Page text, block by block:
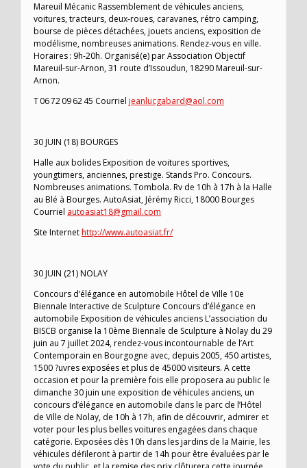
Mareuil Mécanic Rassemblement de véhicules anciens,
voitures, tracteurs, deux-roues, caravanes, rétro camping,
bourse de pièces détachées, jouets anciens, exposition de
modélisme, nombreuses animations. Rendez-vous en ville.
Horaires : 9h-20h. Organisé(e) par Association Objectif
Mareuil-sur-Arnon, 31 route d’Issoudun, 18290 Mareuil-sur-
Arnon.
T 06 72 09 62 45 Courriel jeanlucgabard@aol.com
30 JUIN (18) BOURGES
Halle aux bolides Exposition de voitures sportives,
youngtimers, anciennes, prestige. Stands Pro. Concours.
Nombreuses animations. Tombola. Rv de 10h à 17h à la Halle
au Blé à Bourges. AutoAsiat, Jérémy Ricci, 18000 Bourges
Courriel autoasiat18@gmail.com
Site Internethttp://www.autoasiat.fr/
30 JUIN (21) NOLAY
Concours d’élégance en automobile Hôtel de Ville 10e
Biennale Interactive de Sculpture Concours d’élégance en
automobile Exposition de véhicules anciens L’association du
BISCB organise la 10ème Biennale de Sculpture à Nolay du 29
juin au 7 juillet 2024, rendez-vous incontournable de l’Art
Contemporain en Bourgogne avec, depuis 2005, 450 artistes,
1500 ?uvres exposées et plus de 45000 visiteurs. A cette
occasion et pour la première fois elle proposera au public le
dimanche 30 juin une exposition de véhicules anciens, un
concours d’élégance en automobile dans le parc de l’Hôtel
de Ville de Nolay, de 10h à 17h, afin de découvrir, admirer et
voter pour les plus belles voitures engagées dans chaque
catégorie. Exposées dès 10h dans les jardins de la Mairie, les
véhicules défileront à partir de 14h pour être évaluées par le